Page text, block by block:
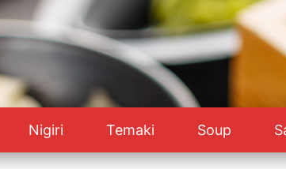
Nigiri Temaki Soup